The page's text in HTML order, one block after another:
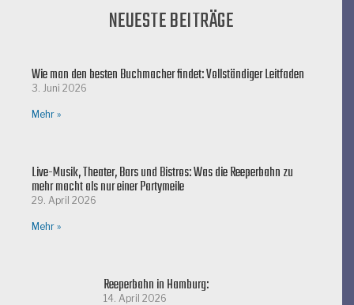
NEUESTE BEITRÄGE
Wie man den besten Buchmacher findet: Vollständiger Leitfaden
3. Juni 2026
Mehr »
Live-Musik, Theater, Bars und Bistros: Was die Reeperbahn zu
mehr macht als nur einer Partymeile
29. April 2026
Mehr »
Reeperbahn in Hamburg:
14. April 2026